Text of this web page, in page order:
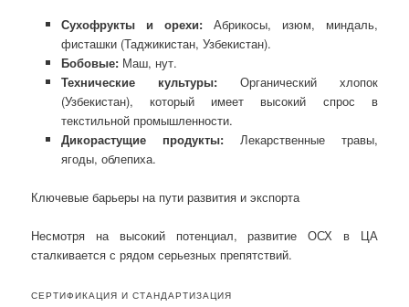
Сухофрукты и орехи:Абрикосы, изюм, миндаль,
фисташки (Таджикистан, Узбекистан).
Бобовые:Маш, нут.
Технические культуры:Органический хлопок
(Узбекистан), который имеет высокий спрос в
текстильной промышленности.
Дикорастущие продукты:Лекарственные травы,
ягоды, облепиха.
Ключевые барьеры на пути развития и экспорта
Несмотря на высокий потенциал, развитие ОСХ в ЦА
сталкивается с рядом серьезных препятствий.
СЕРТИФИКАЦИЯ И СТАНДАРТИЗАЦИЯ